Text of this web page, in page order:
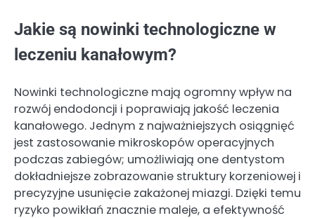
Jakie są nowinki technologiczne w
leczeniu kanałowym?
Nowinki technologiczne mają ogromny wpływ na
rozwój endodoncji i poprawiają jakość leczenia
kanałowego. Jednym z najważniejszych osiągnięć
jest zastosowanie mikroskopów operacyjnych
podczas zabiegów; umożliwiają one dentystom
dokładniejsze zobrazowanie struktury korzeniowej i
precyzyjne usunięcie zakażonej miazgi. Dzięki temu
ryzyko powikłań znacznie maleje, a efektywność